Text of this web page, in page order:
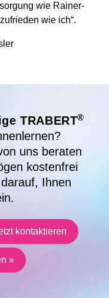
wie Rainer-
wie ich“.
TRABERT®
uns beraten
kostenfrei
Ihnen
kontaktieren
»